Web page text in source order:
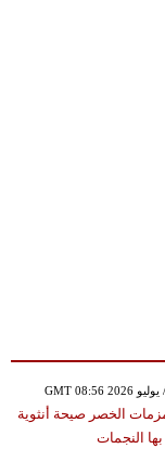
الخصر صيحة أنثوية
بها النجمات